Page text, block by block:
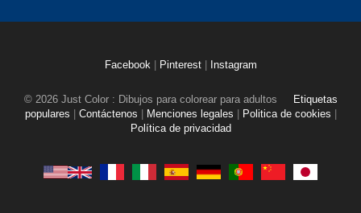
Facebook Pinterest Instagram
© 2026 Just Color : Dibujos para colorear para adultos
Etiquetas
populares
Contáctenos Menciones legales Politica de cookies
Política de privacidad